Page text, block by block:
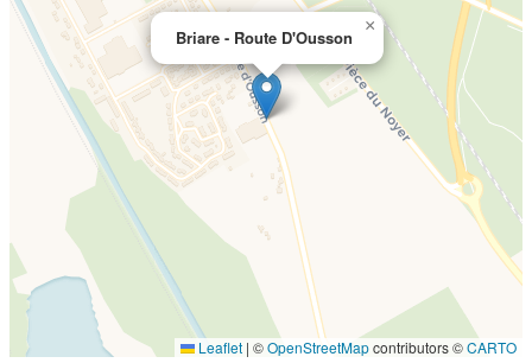
Briare - Route D'Ousson
×
Leaflet | ©OpenStreetMapcontributors ©CARTO